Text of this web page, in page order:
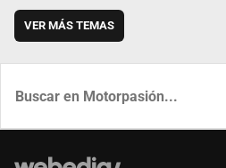
VER MÁS TEMAS